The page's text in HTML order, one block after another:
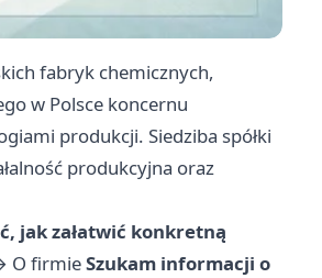
fabryk chemicznych,
w Polsce koncernu
produkcji. Siedziba spółki
produkcyjna oraz
jak załatwić konkretną
O firmieSzukam informacji o